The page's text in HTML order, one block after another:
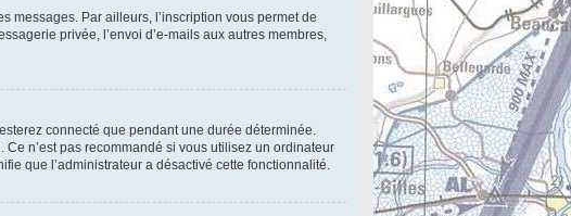
messages. Par ailleurs, l’inscription vous permet de
privée, l’envoi d’e-mails aux autres membres,
connecté que pendant une durée déterminée.
n’est pas recommandé si vous utilisez un ordinateur
que l’administrateur a désactivé cette fonctionnalité.